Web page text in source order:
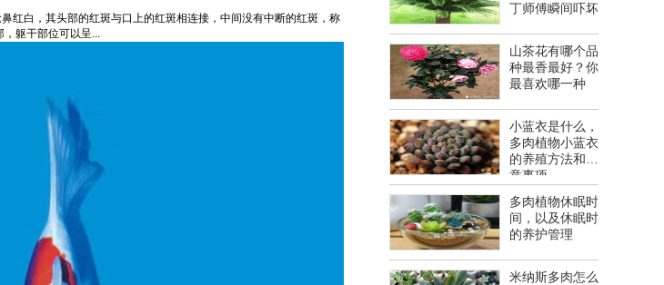
红白，其头部的红斑与口上的红斑相连接，中间没有中断的红斑，称
躯干部位可以呈...
丁师傅瞬间吓坏
山茶花有哪个品
种最香最好？你
最喜欢哪一种
小蓝衣是什么，
多肉植物小蓝衣
的养殖方法和注
意事项
多肉植物休眠时
间，以及休眠时
的养护管理
米纳斯多肉怎么